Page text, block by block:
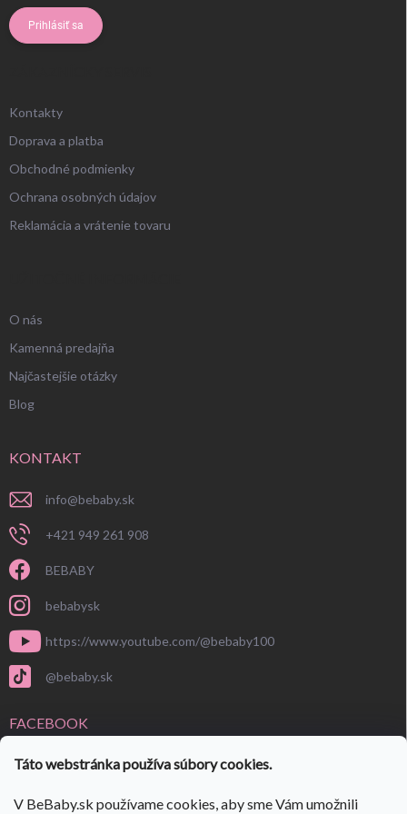
Táto webstránka používa súbory cookies.
V BeBaby.sk používame cookies, aby sme Vám umožnili
Prihlásiť sa
Kontakty
Doprava a platba
Obchodné podmienky
Ochrana osobných údajov
Reklamácia a vrátenie tovaru
O nás
Kamenná predajňa
Najčastejšie otázky
Blog
KONTAKT
info@bebaby.sk
+421 949 261 908
BEBABY
bebabysk
https://www.youtube.com/@bebaby100
@bebaby.sk
FACEBOOK